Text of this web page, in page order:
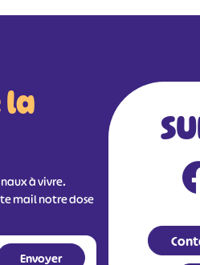
la
à vivre.
mail notre dose